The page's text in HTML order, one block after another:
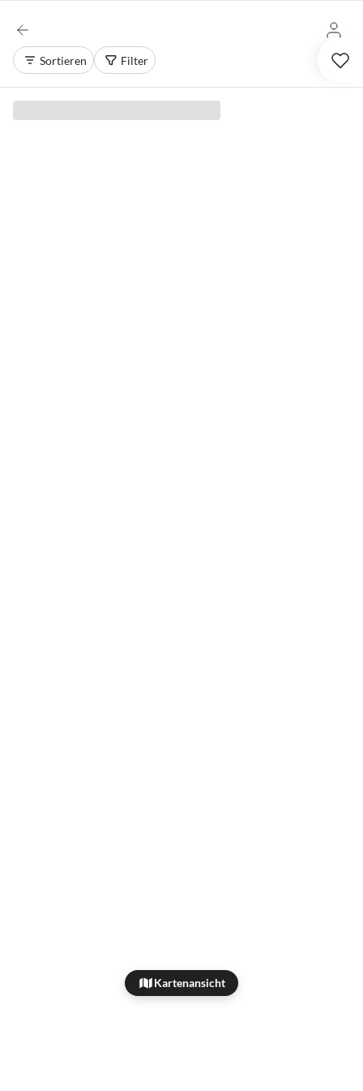
Sortieren Filter
Kartenansicht